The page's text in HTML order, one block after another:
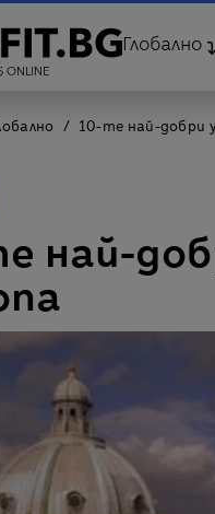
Глобално
10-те най-добри
най-